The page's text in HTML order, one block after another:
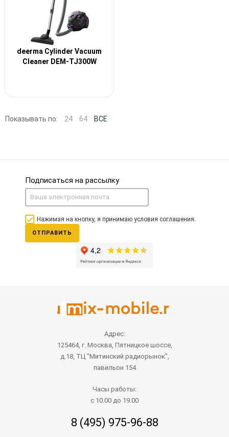
deerma Cylinder Vacuum
Cleaner DEM-TJ300W
Показывать по: 24 64 ВСЕ
Подписаться на рассылку
Нажимая на кнопку, я принимаю условия соглашения.
ОТПРАВИТЬ
Адрес:
125464, г. Москва, Пятницкое шоссе,
д.18, ТЦ "Митинский радиорынок",
павильон 154
Часы работы:
с 10.00 до 19.00
8 (495) 975-96-88